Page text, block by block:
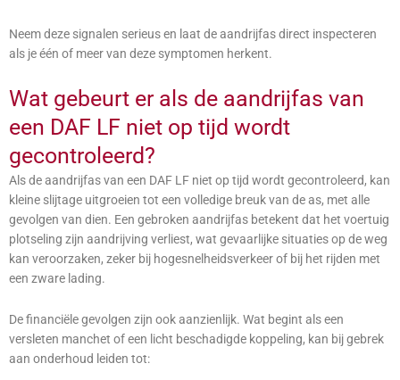
Neem deze signalen serieus en laat de aandrijfas direct inspecteren
als je één of meer van deze symptomen herkent.
Wat gebeurt er als de aandrijfas van
een DAF LF niet op tijd wordt
gecontroleerd?
Als de aandrijfas van een DAF LF niet op tijd wordt gecontroleerd, kan
kleine slijtage uitgroeien tot een volledige breuk van de as, met alle
gevolgen van dien. Een gebroken aandrijfas betekent dat het voertuig
plotseling zijn aandrijving verliest, wat gevaarlijke situaties op de weg
kan veroorzaken, zeker bij hogesnelheidsverkeer of bij het rijden met
een zware lading.
De financiële gevolgen zijn ook aanzienlijk. Wat begint als een
versleten manchet of een licht beschadigde koppeling, kan bij gebrek
aan onderhoud leiden tot: